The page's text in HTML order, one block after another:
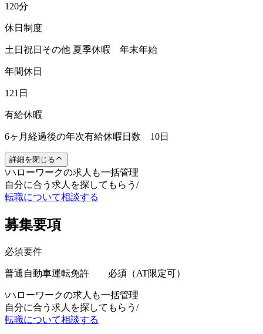
120分
休日制度
土日祝日その他 夏季休暇 年末年始
年間休日
121日
有給休暇
6ヶ月経過後の年次有給休暇日数 10日
詳細を閉じる
\ハローワークの求人も一括管理
自分に合う求人を探してもらう /
転職について相談する
募集要項
必須要件
普通自動車運転免許 必須（AT限定可）
\ハローワークの求人も一括管理
自分に合う求人を探してもらう /
転職について相談する